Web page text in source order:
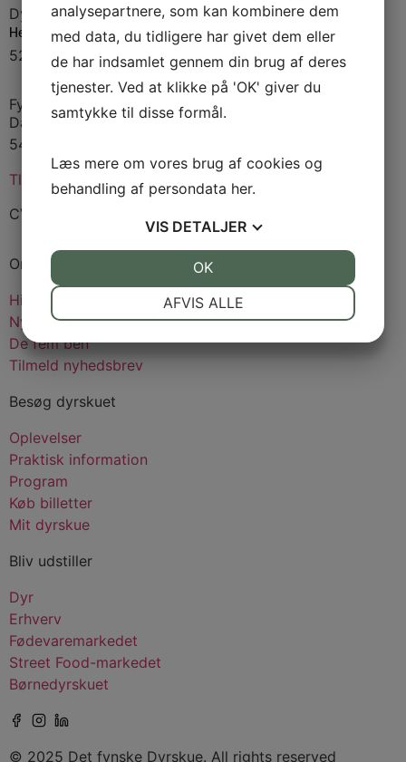
Dyrskuepladsen
Hedebæksgyden 33
5250 Odense
Fynsk Landbrugs Event Forening
Damsbovej 11
5492 Vissenbjerg
Tlf:
4032 0069
CVR: 53922910
Om dyrskuet
Historien
Nyheder
De fem ben
Tilmeld nyhedsbrev
Besøg dyrskuet
Oplevelser
Praktisk information
Program
Køb billetter
Mit dyrskue
Bliv udstiller
Dyr
Erhverv
Fødevaremarkedet
Street Food-markedet
Børnedyrskuet
© 2025 Det fynske Dyrskue. All rights reserved
analysepartnere, som kan kombinere dem
med data, du tidligere har givet dem eller
de har indsamlet gennem din brug af deres
tjenester. Ved at klikke på 'OK' giver du
samtykke til disse formål.
Læs mere om vores brug af cookies og
behandling af persondata her.
VIS DETALJER
MARKETING
AFVIS ALLE
OK